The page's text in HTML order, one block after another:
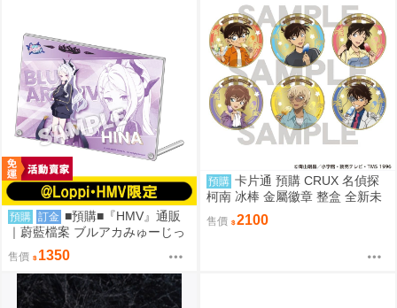
預購 訂金 ■預購■『HMV』通販
｜蔚藍檔案 ブルアカみゅーじっ
く♪3D LIVE『空崎陽奈&早瀨優
香&尾刃環奈&錠前沙織』壓克力
板。[0912]
售價 1350
預購 卡片通 預購 CRUX 名偵探
柯南 冰棒 金屬徽章 整盒 全新未
售價 2100